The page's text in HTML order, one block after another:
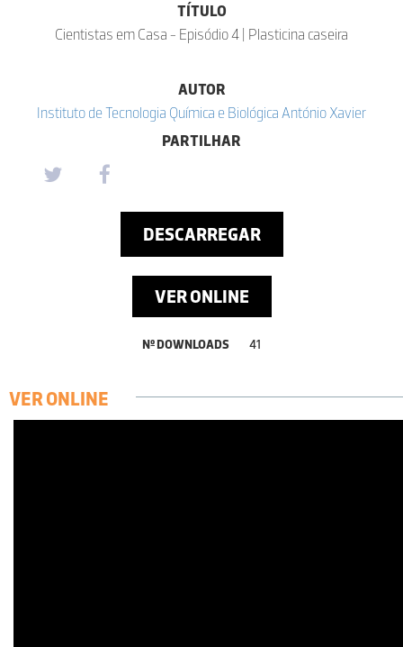
TÍTULO
Cientistas em Casa - Episódio 4 | Plasticina caseira
AUTOR
Instituto de Tecnologia Química e Biológica António Xavier
PARTILHAR
DESCARREGAR
VER ONLINE
Nº DOWNLOADS 41
VER ONLINE